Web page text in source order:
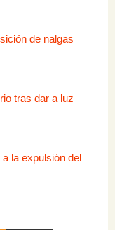
de nalgas
tras dar a luz
la expulsión del